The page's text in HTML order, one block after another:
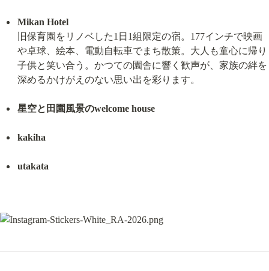
Mikan Hotel
旧保育園をリノベした1日1組限定の宿。177インチで映画
や卓球、絵本、電動自転車でまち散策。大人も童心に帰り
子供と笑い合う。かつての園舎に響く歓声が、家族の絆を
深めるかけがえのない思い出を彩ります。
星空と田園風景のwelcome house
kakiha
utakata